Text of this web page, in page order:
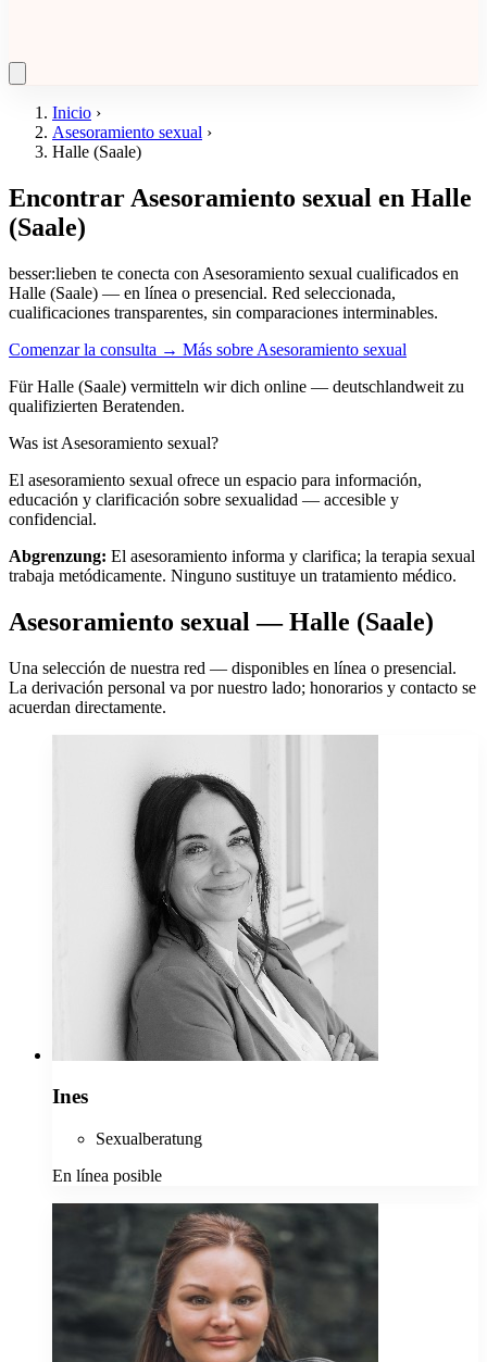
Inicio ›
Asesoramiento sexual ›
Halle (Saale)
Encontrar Asesoramiento sexual en Halle
(Saale)
besser:lieben te conecta con Asesoramiento sexual cualificados en
Halle (Saale) — en línea o presencial. Red seleccionada,
cualificaciones transparentes, sin comparaciones interminables.
Comenzar la consulta → Más sobre Asesoramiento sexual
Für Halle (Saale) vermitteln wir dich online — deutschlandweit zu
qualifizierten Beratenden.
Was ist Asesoramiento sexual?
El asesoramiento sexual ofrece un espacio para información,
educación y clarificación sobre sexualidad — accesible y
confidencial.
Abgrenzung: El asesoramiento informa y clarifica; la terapia sexual
trabaja metódicamente. Ninguno sustituye un tratamiento médico.
Asesoramiento sexual — Halle (Saale)
Una selección de nuestra red — disponibles en línea o presencial.
La derivación personal va por nuestro lado; honorarios y contacto se
acuerdan directamente.
Ines
Sexualberatung
En línea posible